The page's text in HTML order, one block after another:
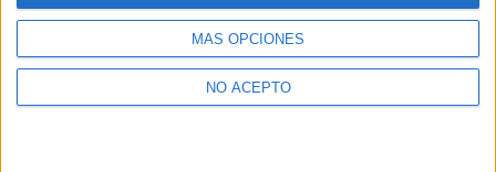
MÁS OPCIONES
NO ACEPTO
Quiénes somos|Contactar|Anúnciate
Politica de privacidad |Condiciones generales
de cookies
Compás Mediterráneo S.L.
Madrid [ESPAÑA] - Tel. +34 91 593 2767